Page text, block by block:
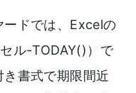
ドでは、Excelの
ル-TODAY()）で
書式で期限間近